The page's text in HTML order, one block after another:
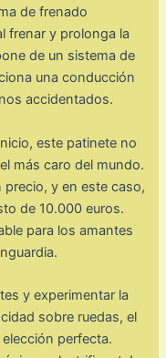
de frenado
frenar y prolonga la
de un sistema de
una conducción
accidentados.
este patinete no
más caro del mundo.
y en este caso,
de 10.000 euros.
para los amantes
y experimentar la
sobre ruedas, el
perfecta.